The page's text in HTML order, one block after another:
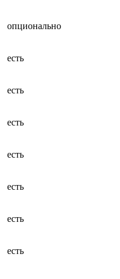
опционально
есть
есть
есть
есть
есть
есть
есть